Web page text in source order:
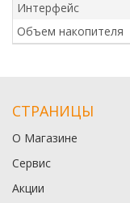
Интерфейс
Объем накопителя
СТРАНИЦЫ
О Магазине
Сервис
Акции